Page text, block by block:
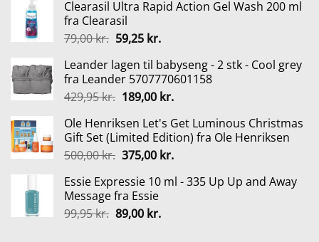
pris
var:
429,00 kr..
pris
Clearasil Ultra Rapid Action Gel Wash 200 ml
fra Clearasil
79,00kr. Den
pris
var:
79,00 kr..
59,25 kr.Den
pris
er:
59,25 kr..
Leander lagen til babyseng - 2 stk - Cool grey
fra Leander 5707770601158
429,95kr. Den
pris
var:
429,95 kr..
189,00 kr.Den
pris
er:
189,00 kr..
Ole Henriksen Let's Get Luminous Christmas
Gift Set (Limited Edition) fra Ole Henriksen
500,00kr. Den
pris
var:
500,00 kr..
375,00 kr.Den
pris
Essie Expressie 10 ml - 335 Up Up and Away
Message fra Essie
99,95kr. Den
89,00 kr.Den